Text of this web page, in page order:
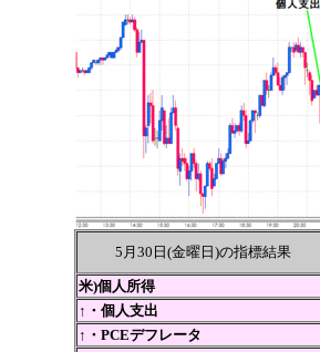
5月30日(金曜日)の指標結果
米)個人所得
↑・個人支出
↑・PCEデフレータ